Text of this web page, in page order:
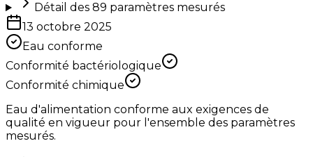
Détail des 89 paramètres mesurés
13 octobre 2025
Eau conforme
Conformité bactériologique
Conformité chimique
Eau d'alimentation conforme aux exigences de
qualité en vigueur pour l'ensemble des paramètres
mesurés.